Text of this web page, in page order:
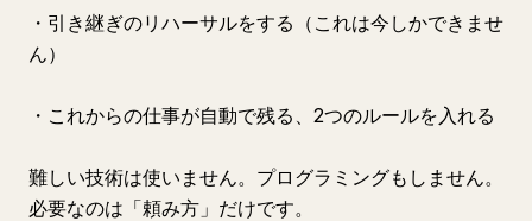
・引き継ぎのリハーサルをする（これは今しかできませ
ん）
・これからの仕事が自動で残る、2つのルールを入れる
難しい技術は使いません。プログラミングもしません。
必要なのは「頼み方」だけです。